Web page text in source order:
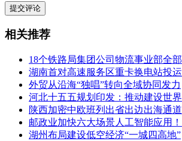
相关推荐
18个铁路局集团公司物流事业部全部
湖南首对高速服务区重卡换电站投运
外贸从沿海“独唱”转向全域协同发力
河北十五五规划印发：推动建设世界
陕西加密中欧班列出省出边出海通道
邮政业加快六大场景人工智能应用！
湖州布局建设低空经济“一城四高地”